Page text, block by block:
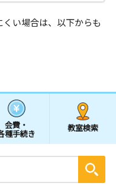
い場合は、以下からも
会費・
種手続き
教室検索